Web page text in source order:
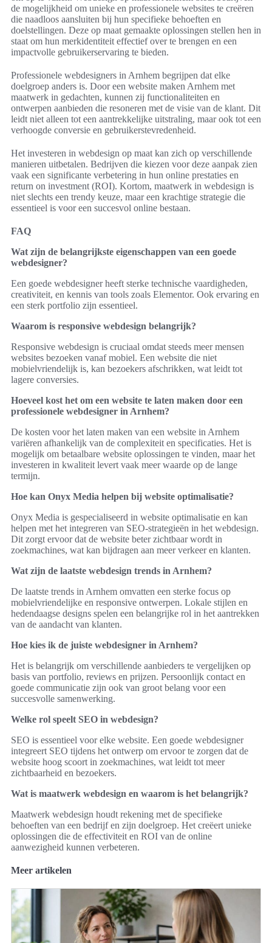
de mogelijkheid om unieke en professionele websites te creëren
die naadloos aansluiten bij hun specifieke behoeften en
doelstellingen. Deze op maat gemaakte oplossingen stellen hen in
staat om hun merkidentiteit effectief over te brengen en een
impactvolle gebruikerservaring te bieden.
Professionele webdesigners in Arnhem begrijpen dat elke
doelgroep anders is. Door een website maken Arnhem met
maatwerk in gedachten, kunnen zij functionaliteiten en
ontwerpen aanbieden die resoneren met de visie van de klant. Dit
leidt niet alleen tot een aantrekkelijke uitstraling, maar ook tot een
verhoogde conversie en gebruikerstevredenheid.
Het investeren in webdesign op maat kan zich op verschillende
manieren uitbetalen. Bedrijven die kiezen voor deze aanpak zien
vaak een significante verbetering in hun online prestaties en
return on investment (ROI). Kortom, maatwerk in webdesign is
niet slechts een trendy keuze, maar een krachtige strategie die
essentieel is voor een succesvol online bestaan.
FAQ
Wat zijn de belangrijkste eigenschappen van een goede
webdesigner?
Een goede webdesigner heeft sterke technische vaardigheden,
creativiteit, en kennis van tools zoals Elementor. Ook ervaring en
een sterk portfolio zijn essentieel.
Waarom is responsive webdesign belangrijk?
Responsive webdesign is cruciaal omdat steeds meer mensen
websites bezoeken vanaf mobiel. Een website die niet
mobielvriendelijk is, kan bezoekers afschrikken, wat leidt tot
lagere conversies.
Hoeveel kost het om een website te laten maken door een
professionele webdesigner in Arnhem?
De kosten voor het laten maken van een website in Arnhem
variëren afhankelijk van de complexiteit en specificaties. Het is
mogelijk om betaalbare website oplossingen te vinden, maar het
investeren in kwaliteit levert vaak meer waarde op de lange
termijn.
Hoe kan Onyx Media helpen bij website optimalisatie?
Onyx Media is gespecialiseerd in website optimalisatie en kan
helpen met het integreren van SEO-strategieën in het webdesign.
Dit zorgt ervoor dat de website beter zichtbaar wordt in
zoekmachines, wat kan bijdragen aan meer verkeer en klanten.
Wat zijn de laatste webdesign trends in Arnhem?
De laatste trends in Arnhem omvatten een sterke focus op
mobielvriendelijke en responsive ontwerpen. Lokale stijlen en
hedendaagse designs spelen een belangrijke rol in het aantrekken
van de aandacht van klanten.
Hoe kies ik de juiste webdesigner in Arnhem?
Het is belangrijk om verschillende aanbieders te vergelijken op
basis van portfolio, reviews en prijzen. Persoonlijk contact en
goede communicatie zijn ook van groot belang voor een
succesvolle samenwerking.
Welke rol speelt SEO in webdesign?
SEO is essentieel voor elke website. Een goede webdesigner
integreert SEO tijdens het ontwerp om ervoor te zorgen dat de
website hoog scoort in zoekmachines, wat leidt tot meer
zichtbaarheid en bezoekers.
Wat is maatwerk webdesign en waarom is het belangrijk?
Maatwerk webdesign houdt rekening met de specifieke
behoeften van een bedrijf en zijn doelgroep. Het creëert unieke
oplossingen die de effectiviteit en ROI van de online
aanwezigheid kunnen verbeteren.
Meer artikelen